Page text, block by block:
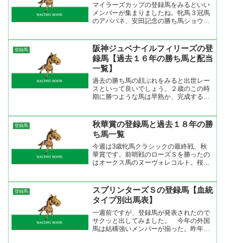
マイラーズカップの登録馬をみるといい
メンバーが集まりましたね。牝馬３冠馬
のアパパネ、安田記念の勝ち馬ショウワ
３着のゴールスキー、昨年のマイラーズ
カップの勝ち馬リーチザク...
登録馬
阪神ジュベナイルフィリーズの登
録馬【過去１６年の勝ち馬と配当
一覧】
過去の勝ち馬の顔ぶれをみると出世レー
スといって良いでしょう。２歳のこの時
期に勝つような馬は早熟か、完成する前
ウオッカ、メジロドーベルなど。２歳牝
馬のレースだけに、戦歴も...
登録馬
秋華賞の登録馬と過去１８年の勝
ち馬一覧
今週は3歳牝馬クラシックの最終戦、秋
華賞です。前哨戦のローズＳを勝ったの
はオークス馬のヌーヴォレコルト。桜花
はハープスターの猛追を首差しのいで勝
利をものにした。自在性の...
登録馬
スプリンターズＳの登録馬【血統
タイプ別出馬表】
一週前ですが、登録馬が発表されたので
サクッと出してみました。 今年の外国
馬は結構強いメンバーが揃った。昨年の